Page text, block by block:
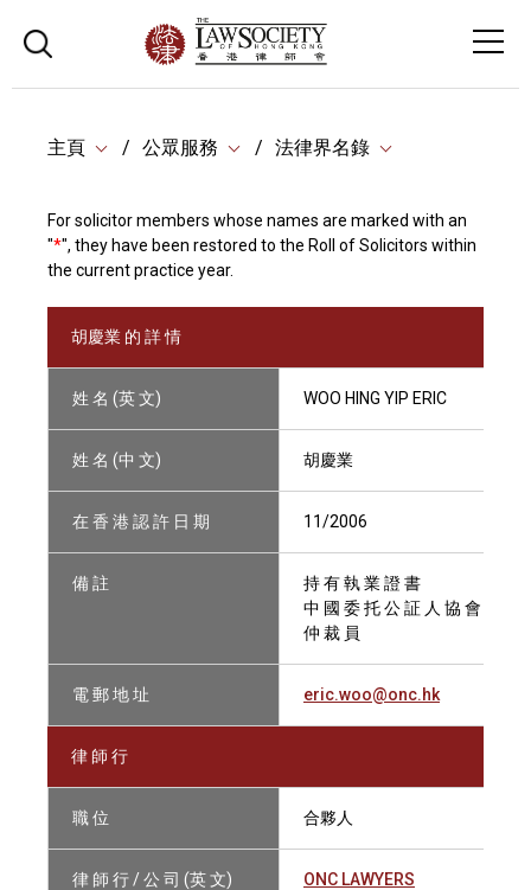
主頁 公眾服務 法律界名錄
For solicitor members whose names are marked with an
"*", they have been restored to the Roll of Solicitors within
the current practice year.
胡慶業 的 詳 情
姓 名 (英 文) WOO HING YIP ERIC
姓 名 (中 文) 胡慶業
在 香 港 認 許 日 期 11/2006
備 註
持 有 執 業 證 書
中 國 委 托 公 証 人 協 會 會 員
仲 裁 員
電 郵 地 址 eric.woo@onc.hk
律 師 行
職 位 合夥人
律 師 行 / 公 司 (英 文) ONC LAWYERS